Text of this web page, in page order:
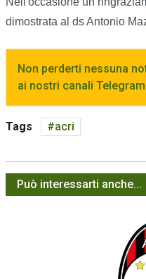
dimostrata al ds Antonio
Non perderti nessuna
ai nostri canali
Tags acri
Può interessarti anche...